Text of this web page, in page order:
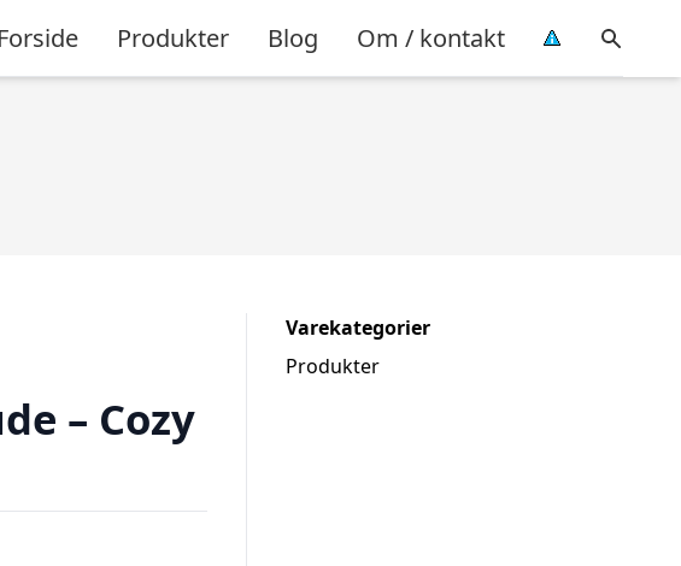
Forside Produkter Blog Om / kontakt
– Cozy
Varekategorier
Produkter